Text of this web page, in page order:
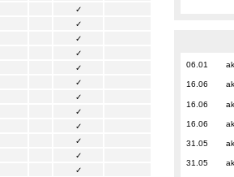
✓
✓
✓
✓
✓
✓
✓
✓
✓
✓
✓
✓
06.01
16.06
16.06
16.06
31.05
31.05